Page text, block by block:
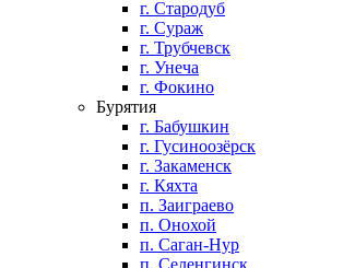
г. Стародуб
г. Сураж
г. Трубчевск
г. Унеча
г. Фокино
Бурятия
г. Бабушкин
г. Гусиноозёрск
г. Закаменск
г. Кяхта
п. Заиграево
п. Онохой
п. Саган-Нур
п. Селенгинск